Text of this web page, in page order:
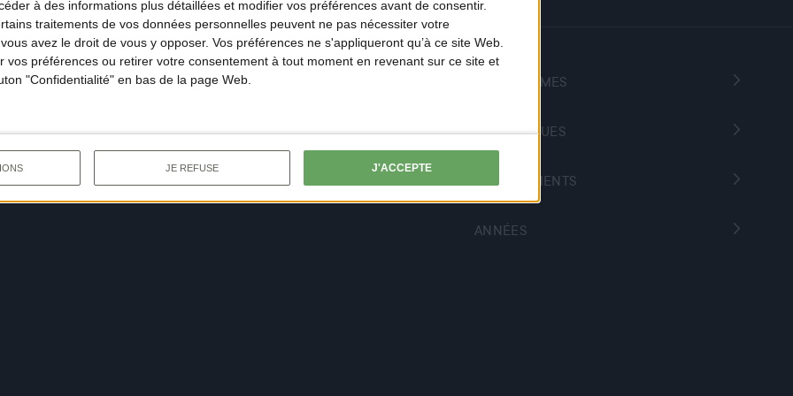
à des informations plus détaillées et modifier vos préférences avant de consentir.
traitements de vos données personnelles peuvent ne pas nécessiter votre
avez le droit de vous y opposer. Vos préférences ne s'appliqueront qu’à ce site Web.
vos préférences ou retirer votre consentement à tout moment en revenant sur ce site et
"Confidentialité" en bas de la page Web.
JE REFUSE J'ACCEPTE
PROGRAMMES
THÉMATIQUES
DÉPARTEMENTS
ANNÉES